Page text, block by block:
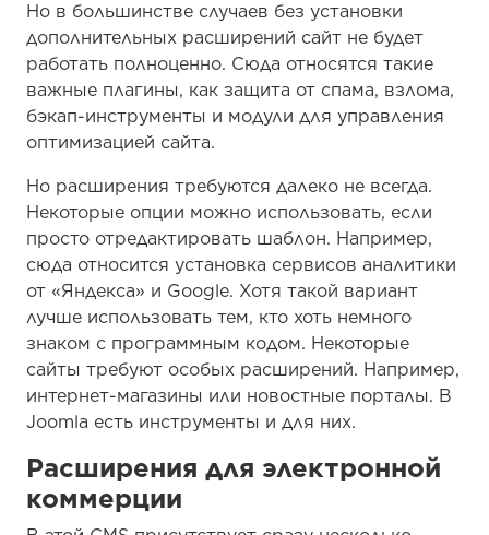
Но в большинстве случаев без установки
дополнительных расширений сайт не будет
работать полноценно. Сюда относятся такие
важные плагины, как защита от спама, взлома,
бэкап-инструменты и модули для управления
оптимизацией сайта.
Но расширения требуются далеко не всегда.
Некоторые опции можно использовать, если
просто отредактировать шаблон. Например,
сюда относится установка сервисов аналитики
от «Яндекса» и Google. Хотя такой вариант
лучше использовать тем, кто хоть немного
знаком с программным кодом. Некоторые
сайты требуют особых расширений. Например,
интернет-магазины или новостные порталы. В
Joomla есть инструменты и для них.
Расширения для электронной
коммерции